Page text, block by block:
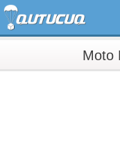
Moto